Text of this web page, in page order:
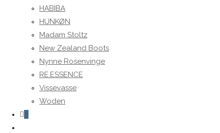
HABIBA
HUNKØN
Madam Stoltz
New Zealand Boots
Nynne Rosenvinge
RE.ESSENCE
Vissevasse
Woden
0